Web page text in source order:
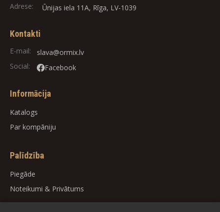
Adrese:
Ūnijas iela 11A, Rīga, LV-1039
Kontakti
E-mail:
slava@ormix.lv
Social:
Facebook
Informācija
Katalogs
Par kompāniju
Palīdzība
Piegāde
Noteikumi & Privātums